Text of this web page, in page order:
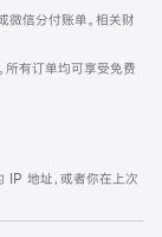
微信分付账单。相关财
所有订单均可享受免费
IP 地址，或者你在上次